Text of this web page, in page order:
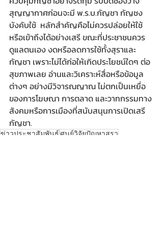
สุญญากาศก่อนจะมี พ.ร.บ.กัญชา กัญชง
บังคับใช้  หลักสำคัญคือไม่ควรปล่อยให้ใช้
หรือเข้าถึงได้อย่างเสรี ขณะที่ประชาชนควร
ดูแลตนเอง งดหรือลดการใช้ทั้งสุราและ
กัญชา เพราะไม่ได้ก่อให้เกิดประโยชน์ใดๆ ต่อ
สุขภาพเลย อ่านและวิเคราะห์สื่อหรือข้อมูล
ต่างๆ อย่างมีวิจารณญาณ ไม่ตกเป็นเหยื่อ
ของการโฆษณา การตลาด และวาทกรรมทาง
สังคมหรือการเมืองที่สนับสนุนการเปิดเสรี
กัญชา.
ข่าวประชาสัมพันธ์ศูนย์วิจัยปัญหาสุรา